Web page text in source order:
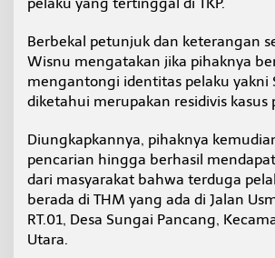
Berbekal petunjuk dan keterangan
Wisnu mengatakan jika pihaknya
mengantongi identitas pelaku yakni
diketahui merupakan residivis kasus
Diungkapkannya, pihaknya
pencarian hingga berhasil
dari masyarakat bahwa terduga
berada di THM yang ada di Jalan
RT.01, Desa Sungai Pancang,
Utara.